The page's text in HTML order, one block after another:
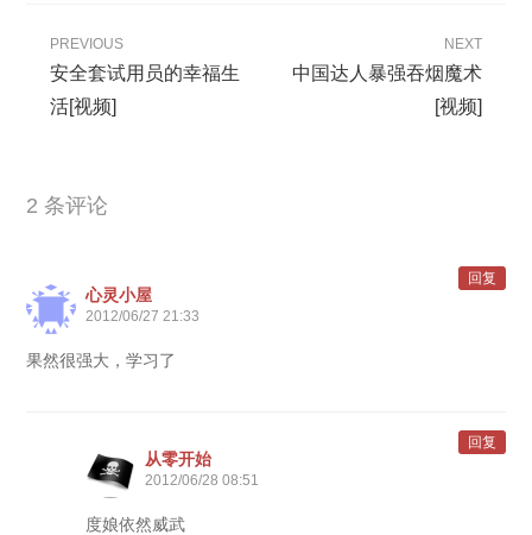
PREVIOUS
安全套试用员的幸福生
活[视频]
NEXT
中国达人暴强吞烟魔术
[视频]
2 条评论
心灵小屋
2012/06/27 21:33
果然很强大，学习了
回复
从零开始
2012/06/28 08:51
度娘依然威武
回复